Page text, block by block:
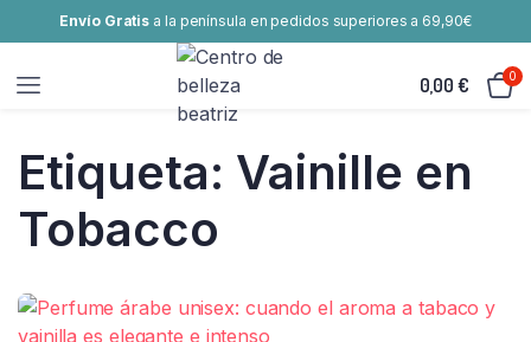
Envío Gratis a la península en pedidos superiores a 69,90€
0,00€ 0
Etiqueta: Vainille en
Tobacco